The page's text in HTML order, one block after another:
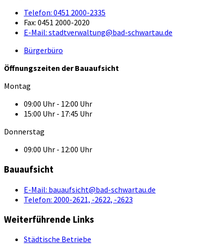
Telefon: 0451 2000-2335
Fax: 0451 2000-2020
E-Mail: stadtverwaltung@bad-schwartau.de
Bürgerbüro
Öffnungszeiten der Bauaufsicht
Montag
09:00 Uhr - 12:00 Uhr
15:00 Uhr - 17:45 Uhr
Donnerstag
09:00 Uhr - 12:00 Uhr
Bauaufsicht
E-Mail: bauaufsicht@bad-schwartau.de
Telefon: 2000-2621, -2622, -2623
Weiterführende Links
Städtische Betriebe